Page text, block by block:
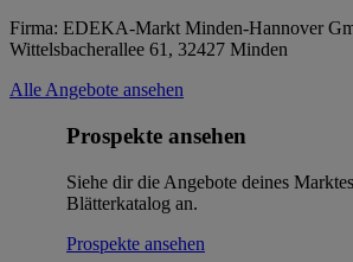
Firma: EDEKA-Markt Minden-Hannover
Wittelsbacherallee 61, 32427 Minden
Alle Angebote ansehen
Prospekte ansehen
Siehe dir die Angebote deines
Blätterkatalog an.
Prospekte ansehen